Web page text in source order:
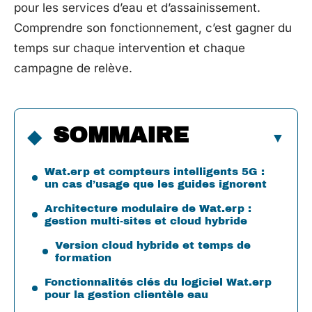
pour les services d’eau et d’assainissement.
Comprendre son fonctionnement, c’est gagner du
temps sur chaque intervention et chaque
campagne de relève.
SOMMAIRE
Wat.erp et compteurs intelligents 5G :
un cas d’usage que les guides ignorent
Architecture modulaire de Wat.erp :
gestion multi-sites et cloud hybride
Version cloud hybride et temps de
formation
Fonctionnalités clés du logiciel Wat.erp
pour la gestion clientèle eau